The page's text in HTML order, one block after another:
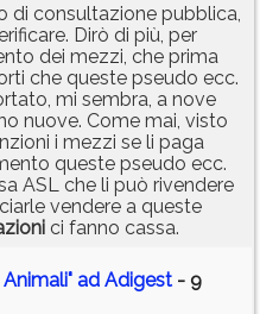
di consultazione pubblica,
Dirò di più, per
dei mezzi, che prima
che queste pseudo ecc.
mi sembra, a nove
nuove. Come mai, visto
i mezzi se li paga
queste pseudo ecc.
ASL che li può rivendere
vendere a queste
ci fanno cassa.
ad Adigest - 9